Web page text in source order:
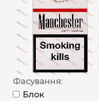
Фасування:
Блок